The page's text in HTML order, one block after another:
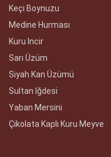
Keçi Boynuzu
Medine Hurması
Kuru Incir
Sarı Üzüm
Siyah Kan Üzümü
Sultan Iğdesi
Yaban Mersini
Çikolata Kaplı Kuru Meyve